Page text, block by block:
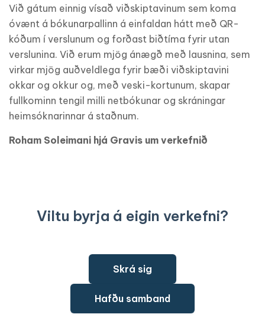
Við gátum einnig vísað viðskiptavinum sem koma
óvænt á bókunarpallinn á einfaldan hátt með QR-
kóðum í verslunum og forðast biðtíma fyrir utan
verslunina. Við erum mjög ánægð með lausnina, sem
virkar mjög auðveldlega fyrir bæði viðskiptavini
okkar og okkur og, með veski-kortunum, skapar
fullkominn tengil milli netbókunar og skráningar
heimsóknarinnar á staðnum.
Roham Soleimani hjá Gravis um verkefnið
Viltu byrja á eigin verkefni?
Skrá sig
Hafðu samband